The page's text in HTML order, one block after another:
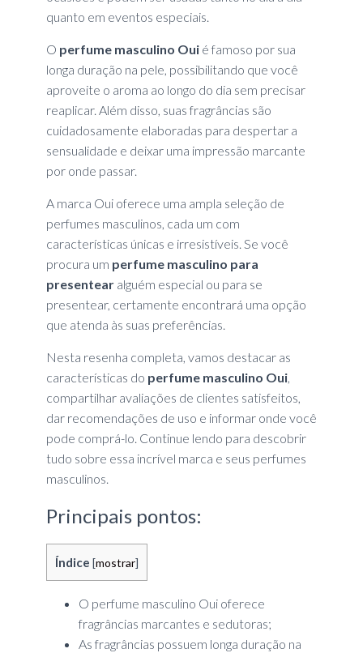
quanto em eventos especiais.
O perfume masculino Ouié famoso por sua
longa duração na pele, possibilitando que você
aproveite o aroma ao longo do dia sem precisar
reaplicar. Além disso, suas fragrâncias são
cuidadosamente elaboradas para despertar a
sensualidade e deixar uma impressão marcante
por onde passar.
A marca Oui oferece uma ampla seleção de
perfumes masculinos, cada um com
características únicas e irresistíveis. Se você
procura um perfume masculino para
presentearalguém especial ou para se
presentear, certamente encontrará uma opção
que atenda às suas preferências.
Nesta resenha completa, vamos destacar as
características do perfume masculino Oui,
compartilhar avaliações de clientes satisfeitos,
dar recomendações de uso e informar onde você
pode comprá-lo. Continue lendo para descobrir
tudo sobre essa incrível marca e seus perfumes
masculinos.
Principais pontos:
Índice [mostrar]
O perfume masculino Oui oferece
fragrâncias marcantes e sedutoras;
As fragrâncias possuem longa duração na